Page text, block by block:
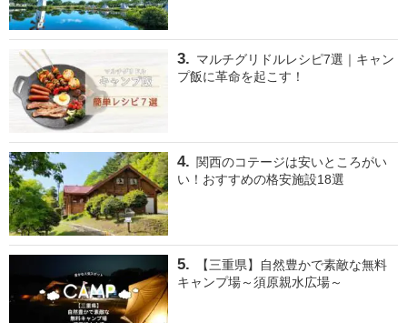
マルチグリドルレシピ7選｜キャン
プ飯に革命を起こす！
関西のコテージは安いところがい
い！おすすめの格安施設18選
【三重県】自然豊かで素敵な無料
キャンプ場～須原親水広場～